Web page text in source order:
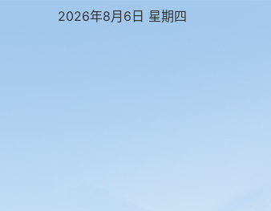
2026年8月6日 星期四